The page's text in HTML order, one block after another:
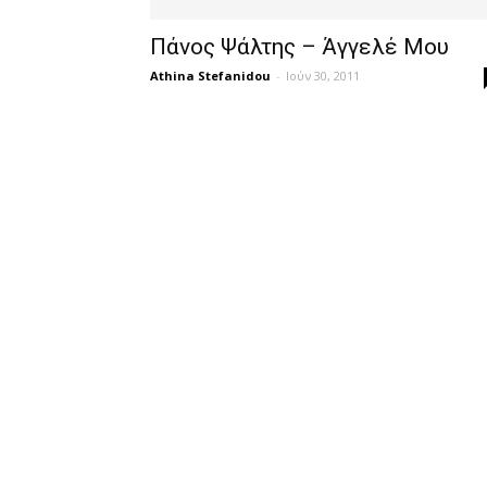
Πάνος Ψάλτης – Άγγελέ Μου
Athina Stefanidou - Ιούν 30, 2011